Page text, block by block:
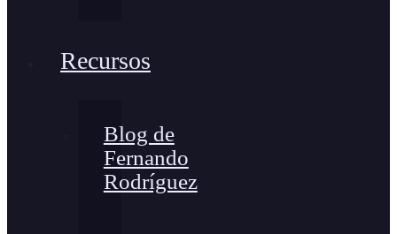
Recursos
Blog de
Fernando
Rodríguez